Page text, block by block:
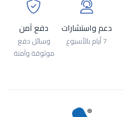
دعم واستشارات
7 أيام بالأسبوع
دفع آمن
وسائل دفع
موثوقة وآمنة